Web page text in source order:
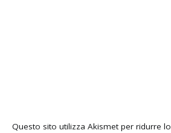
Questo sito utilizza Akismet per ridurre